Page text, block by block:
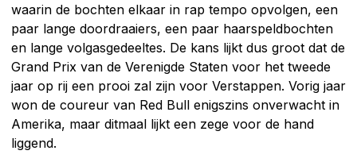
waarin de bochten elkaar in rap tempo opvolgen, een
paar lange doordraaiers, een paar haarspeldbochten
en lange volgasgedeeltes. De kans lijkt dus groot dat de
Grand Prix van de Verenigde Staten voor het tweede
jaar op rij een prooi zal zijn voor Verstappen. Vorig jaar
won de coureur van Red Bull enigszins onverwacht in
Amerika, maar ditmaal lijkt een zege voor de hand
liggend.